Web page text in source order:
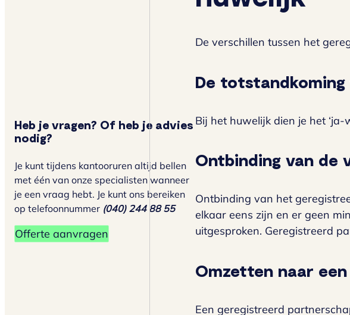
Heb je vragen? Of heb je advies
nodig?
Je kunt tijdens kantooruren altijd bellen
met één van onze specialisten wanneer
je een vraag hebt. Je kunt ons bereiken
op telefoonnummer (040) 244 88 55
Offerte aanvragen
De verschillen tussen het
De
Bij het huwelijk dien je het
Ontbinding van de
Ontbinding van het
elkaar eens zijn en er geen
uitgesproken. Geregistreerd
Omzetten naar
Een geregistreerd